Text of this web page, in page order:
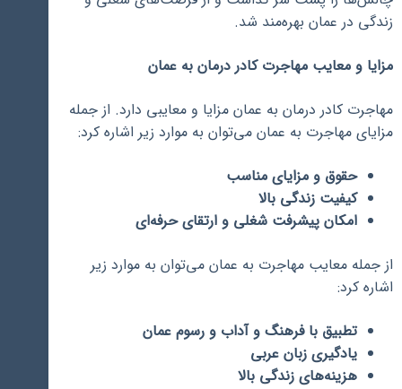
زندگی در عمان بهره‌مند شد.
مزایا و معایب مهاجرت کادر درمان به عمان
مهاجرت کادر درمان به عمان مزایا و معایبی دارد. از جمله
مزایای مهاجرت به عمان می‌توان به موارد زیر اشاره کرد:
حقوق و مزایای مناسب
کیفیت زندگی بالا
امکان پیشرفت شغلی و ارتقای حرفه‌ای
از جمله معایب مهاجرت به عمان می‌توان به موارد زیر
اشاره کرد:
تطبیق با فرهنگ و آداب و رسوم عمان
یادگیری زبان عربی
هزینه‌های زندگی بالا